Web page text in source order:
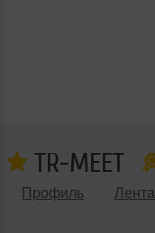
TR-MEET
Профиль Лента